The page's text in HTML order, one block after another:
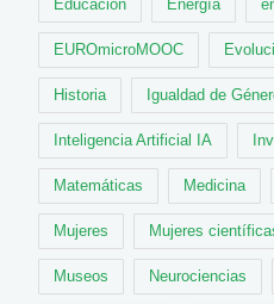
Educación Energía
EUROmicroMOOC
Historia Igualdad de
Inteligencia Artificial IA
Matemáticas Medicina
Mujeres Mujeres
Museos Neurociencias